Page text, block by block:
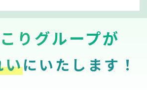
りグループが
いにいたします！